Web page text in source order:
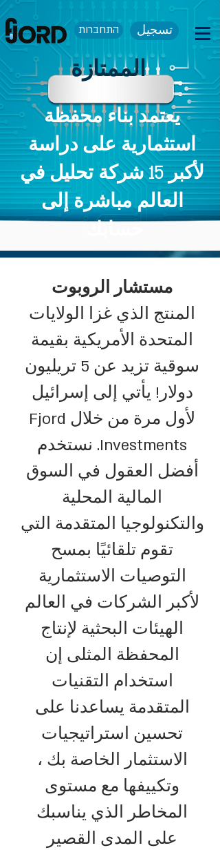
تسجيل התחברות
الممتازة
يعتمد بناء محفظة
استثمارية على دراسة
لأكبر 15 شركة تحليل في
العالم مباشرة إلى
مستشار الروبوت
المنتج الذي غزا الولايات
المتحدة الأمريكية بقيمة
سوقية تزيد عن 5 تريليون
دولار! يأتي إلى إسرائيل
لأول مرة من خلال Fjord
Investments. نستخدم
أفضل العقول في السوق
المالية المحلية
والتكنولوجيا المتقدمة التي
تقوم تلقائيًا بمسح
التوصيات الاستثمارية
لأكبر الشركات في العالم
الهيئات البحثية لإنتاج
المحفظة المثلى إن
استخدام التقنيات
المتقدمة يساعدنا على
تحسين استراتيجيات
الاستثمار الخاصة بك ،
وتكييفها مع مستوى
المخاطر الذي يناسبك
على المدى القصير